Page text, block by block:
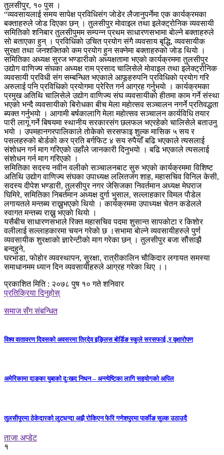
तुलसीपुर, १० पुस ।
“व्यवसायलाई समय सापेक्ष प्रविधिसंग जाेडेर लैजानुपर्नेमा एक कार्यक्रमका
बक्ताहरुले जाेड दिएका छन् । तुलसीपुर माेवाइल तथा इलेक्ट्रोनिक व्यवसायी
समितिकाे शनिबार तुलसीपुमम सम्पन्न प्रथम साधारणसभामा बाेल्ने बक्ताहरुले
साे बताएका हुन् । प्रविधिकाे उचित प्रयाेग संगै व्यवसाय बृद्धि, व्यवसायीक
सुरक्षा तथा जनशक्तिकाे कम प्रयाेग हुन सक्नेमा बक्ताहरुकाे जाेड थियाे ।
समितिका अध्यक्ष सुरज भण्डारीकाे अध्यक्षतामा भएकाे कार्यक्रममा तुलसीपुर
उद्याेग वाणिज्य संघका अध्यक्ष राम प्रसाद चालिसेले माेवाइल तथा इलेक्ट्रोनिक
व्यवसायी प्रविधी संग सम्बन्धित भएकाले आफूहरुपनि प्रविधिकाे प्रयाेग गरि
अरुलाई पनि प्रविधिकाे प्रयाेगमा प्रेरित गर्न आग्रह गर्नुभयाे । कार्यक्रमका
प्रमुख अतिथि चालिसेले उद्याेग वाणिज्य संघ व्यवसायीकाे हीतमा काम गर्ने संस्था
भएकाे भन्दै व्यवसायीकाे बिराेधका बीच मेला महाेत्सव सञ्चालन नगर्ने प्रतिवद्धता
ब्यक्त गर्नुभयाे । आगामी बर्षकालागि मेला महाेत्सव सञ्चालन कार्यविधि तयार
पारी लागू गर्ने बिषयमा स्थानीय सरकारसंग छलफल भएरहेकाे चालिसेले बताउनु
भयाे । उपमहानगरपालिकाले ताेकेकाे सरसफाइ शुल्क मासिक ५ सय र
पसलहरुकाे बाेर्डकाे कर प्रति बर्गफिट ४ सय रुपैयाँ बढि भएकाले त्यसलाई
संशाेधन गर्न माग गरिएकाे उहाँले जानकारी दिनुभयाे । बढि भएकाले त्यसलाई
संशाेधन गर्न माग गरिएकाे ।
समितिका सदस्य नवीन वलीकाे सञ्चालनबाट सुरु भएकाे कार्यक्रममा विशिष्ट
अतिथि उद्याेग वाणिज्य संघका उपाध्यक्ष ललितजंग शाह, महासचिव विनिल केसी,
सदस्य दीपेश भण्डारी, तुलसीपुर नगर जेसिजका निवर्तमान अध्यक्ष मेघराज
घिमिरे, समितिका निबर्तमान अध्यक्ष दुर्गा भुसाल, सल्लाहकार विमल पाैडेल
लगायतले मन्तब्य राख्नुभएकाे थियाे । कार्यक्रममा उपाध्यक्ष चेतन कडेलले
स्वागत मन्तब्य राख्नु भएकाे थियाे ।
यसैबीच साधारणसभाले रिक्त महासचिव पदमा शुसान्त सापकाेटा र किशाेर
वलीलाई सल्लाहकारमा चयन गरेकाे छ ।सभामा बाेल्ने व्यवसायीहरुले पुर्ण
व्यवसायीक शुरक्षाकाे ज्ञारेन्टीकाे माग गरेका छन् । तुलसीपुर बजा साैंसाझै
बन्दहुने,
घरभाडा, फाेहाेर व्यवस्थापन, सुरक्षा, रात्रीकालिन चाैकिदार लगायत समस्या
समाधानमम ध्यान दिन व्यवसायीहरुले आग्रह गरेका थिए ।।
प्रकाशित मिति : २०७८ पुष १० गते शनिवार
प्रतिक्रिया दिनुहोस्
समाज सँग संबन्धित
विश्व वातावरण दिवसको अवसरमा त्रिदेव इङ्लिस बोर्डिङ स्कुले सरसफाई ,र वृक्षारोपण
अमेरिकामा दाङका युबाको दुःखद निधन – अन्त्येष्टिका लागि सहयोगको अपिल
तुलसीपुरमा ठेकेदारको लुटधन्दा अझै रोकिएन फेरि गणेशपुरमा पार्कीङ सुल्क उठाउदै
ताजा अप्डेट
१